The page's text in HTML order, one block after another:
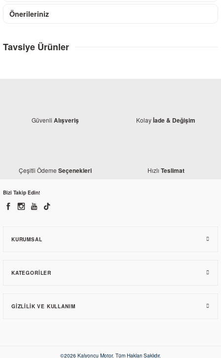
Önerileriniz
Tavsiye Ürünler
Yamaha YBR 125 Debriyaj İtici Mil
88,43 TL
Güvenli Alışveriş Kolayİade & Değişim
Çeşitli Ödeme Seçenekleri Hızlı Teslimat
Bizi Takip Edin!
KURUMSAL
KATEGORILER
GIZLILIK VE KULLANIM
©2026 Kalyoncu Motor. Tüm Hakları Saklıdır.